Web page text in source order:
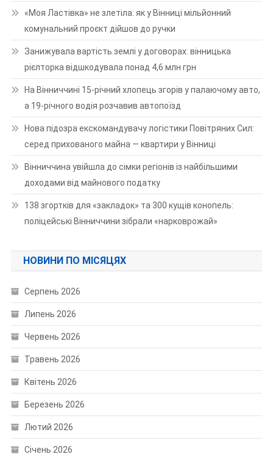
«Моя Ластівка» не злетіла: як у Вінниці мільйонний
комунальний проєкт дійшов до ручки
Занижувала вартість землі у договорах: вінницька
рієлторка відшкодувала понад 4,6 млн грн
На Вінниччині 15-річний хлопець згорів у палаючому авто,
а 19-річного водія розчавив автопоїзд
Нова підозра екскомандувачу логістики Повітряних Сил:
серед прихованого майна — квартири у Вінниці
Вінниччина увійшла до сімки регіонів із найбільшими
доходами від майнового податку
138 згортків для «закладок» та 300 кущів конопель:
поліцейські Вінниччини зібрали «нарковрожай»
НОВИНИ ПО МІСЯЦЯХ
Серпень 2026
Липень 2026
Червень 2026
Травень 2026
Квітень 2026
Березень 2026
Лютий 2026
Січень 2026